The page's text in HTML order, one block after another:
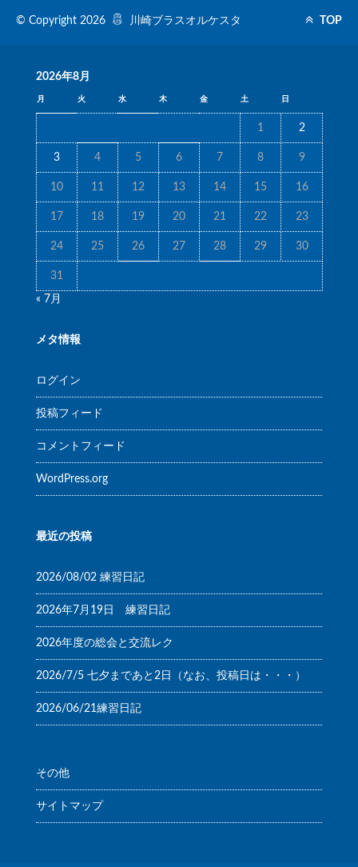
© Copyright 2026 川崎ブラスオルケスタ TOP
2026年8月
月 火 水 木 金 土 日
1 2
3 4 5 6 7 8 9
10 11 12 13 14 15 16
17 18 19 20 21 22 23
24 25 26 27 28 29 30
31
« 7月
メタ情報
ログイン
投稿フィード
コメントフィード
WordPress.org
最近の投稿
2026/08/02 練習日記
2026年7月19日 練習日記
2026年度の総会と交流レク
2026/7/5 七夕まであと2日（なお、投稿日は・・・）
2026/06/21練習日記
その他
サイトマップ